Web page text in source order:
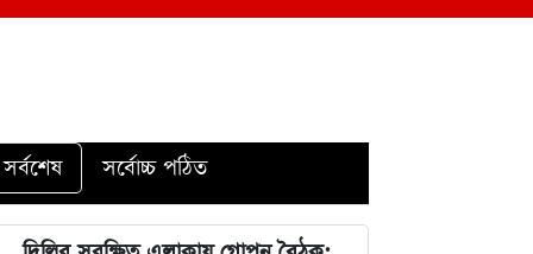
সর্বশেষ সর্বোচ্চ পঠিত